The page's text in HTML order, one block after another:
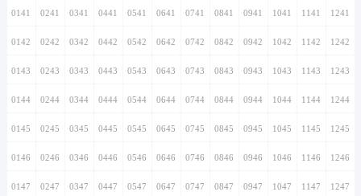
0141 0241 0341 0441 0541 0641 0741 0841 0941 1041 1141 1241
0142 0242 0342 0442 0542 0642 0742 0842 0942 1042 1142 1242
0143 0243 0343 0443 0543 0643 0743 0843 0943 1043 1143 1243
0144 0244 0344 0444 0544 0644 0744 0844 0944 1044 1144 1244
0145 0245 0345 0445 0545 0645 0745 0845 0945 1045 1145 1245
0146 0246 0346 0446 0546 0646 0746 0846 0946 1046 1146 1246
0147 0247 0347 0447 0547 0647 0747 0847 0947 1047 1147 1247